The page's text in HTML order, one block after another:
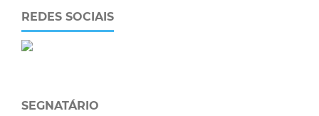
REDES SOCIAIS
SEGNATÁRIO